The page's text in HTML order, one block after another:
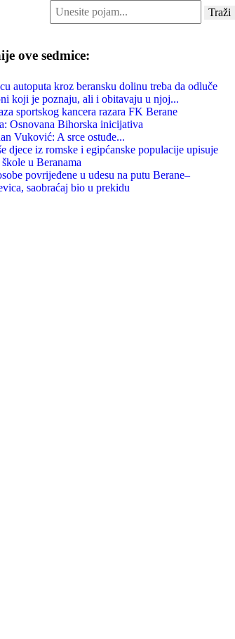
traži...
Traži
ove sedmice:
autoputa kroz beransku dolinu treba da odluče
koji je poznaju, ali i obitavaju u njoj...
sportskog kancera razara FK Berane
Osnovana Bihorska inicijativa
Vuković: A srce ostuđe...
djece iz romske i egipćanske populacije upisuje
u Beranama
povrijeđene u udesu na putu Berane–
saobraćaj bio u prekidu